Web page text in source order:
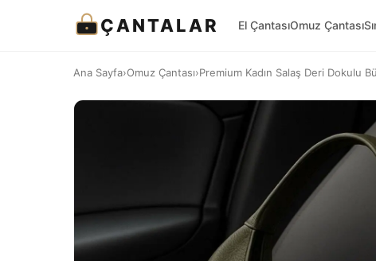
ÇANTALAR El ÇantasıOmuz Çantası
Ana Sayfa›Omuz Çantası›Premium Kadın Salaş Deri Dokulu